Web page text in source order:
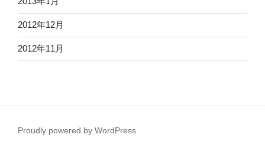
2012年12月
2012年11月
Proudly powered by WordPress